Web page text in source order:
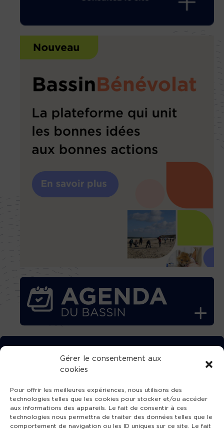
Gérer le consentement aux
cookies
Pour offrir les meilleures expériences, nous utilisons des
technologies telles que les cookies pour stocker et/ou accéder
aux informations des appareils. Le fait de consentir à ces
technologies nous permettra de traiter des données telles que le
comportement de navigation ou les ID uniques sur ce site. Le fait
TÉLÉCHARGEZ GRATUITEMENT
L’APPLICATION TVBA !